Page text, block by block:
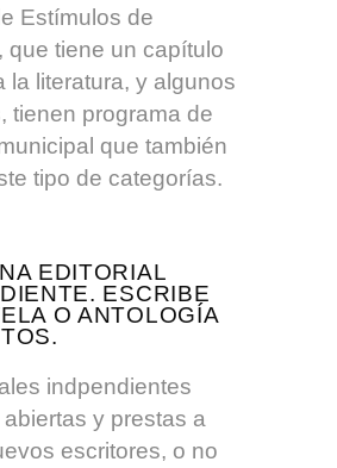
Estímulos de
que tiene un capítulo
la literatura, y algunos
tienen programa de
que también
tipo de categorías.
EDITORIAL
ESCRIBE
O ANTOLOGÍA
indpendientes
y prestas a
escritores, o no